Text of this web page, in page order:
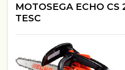
MOTOSEGA ECHO CS
TESC